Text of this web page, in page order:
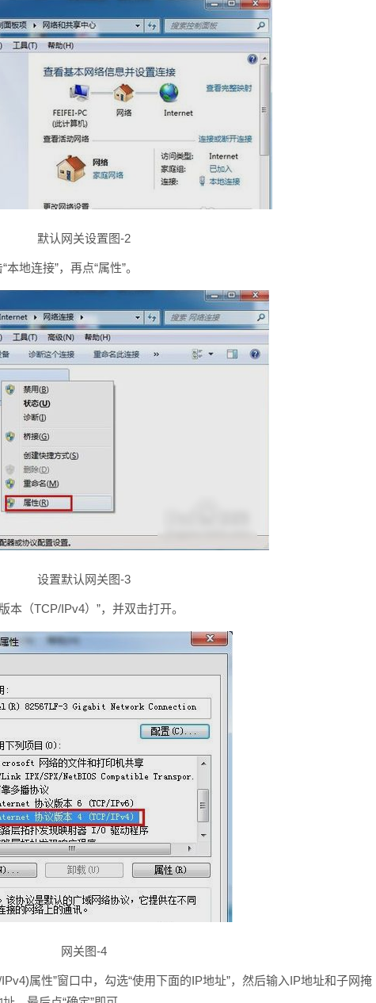
默认网关设置图-2
地连接”，再点“属性”。
设置默认网关图-3
本（TCP/IPv4）”，并双击打开。
网关图-4
属性”窗口中，勾选“使用下面的IP地址”，然后输入IP地址和子网掩